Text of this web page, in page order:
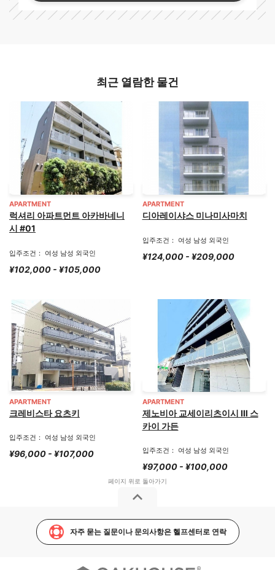
최근 열람한 물건
APARTMENT
럭셔리 아파트먼트 아카바네니
시 #01
입주조건： 여성 남성 외국인
¥102,000 - ¥105,000
APARTMENT
디아레이샤스 미나미사마치
입주조건： 여성 남성 외국인
¥124,000 - ¥209,000
APARTMENT
크레비스타 요츠키
입주조건： 여성 남성 외국인
¥96,000 - ¥107,000
APARTMENT
제노비아 교세이리츠이시 Ⅲ 스
카이 가든
입주조건： 여성 남성 외국인
¥97,000 - ¥100,000
자주 묻는 질문이나 문의사항은 헬프센터로 연락